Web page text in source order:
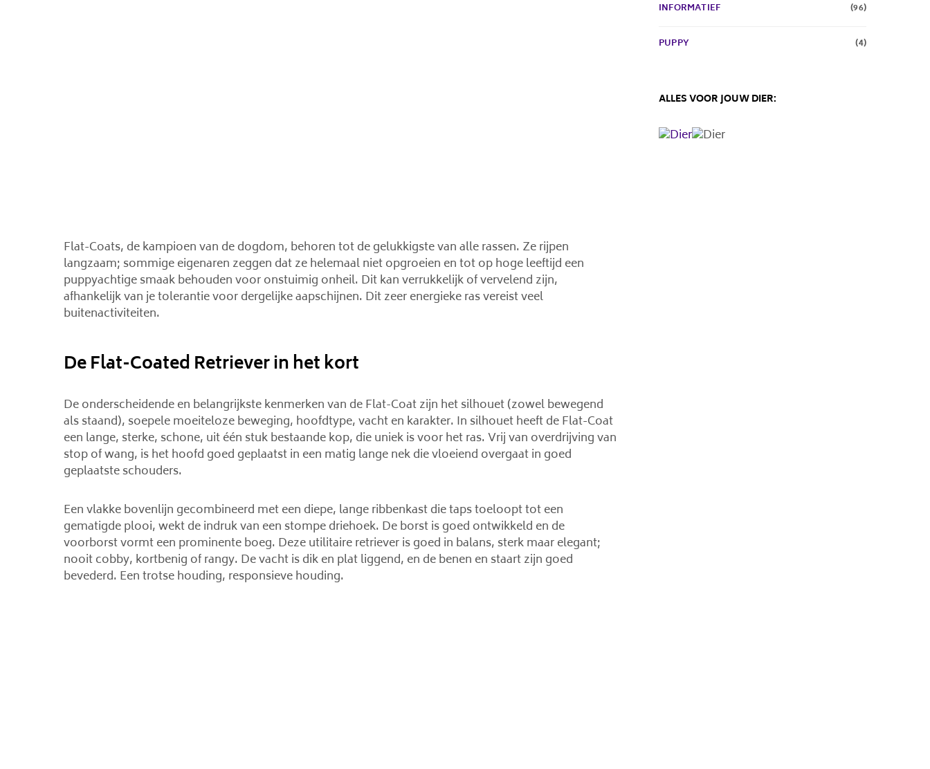
Flat-Coats, de kampioen van de dogdom, behoren tot de gelukkigste van alle rassen. Ze rijpen
langzaam; sommige eigenaren zeggen dat ze helemaal niet opgroeien en tot op hoge leeftijd een
puppyachtige smaak behouden voor onstuimig onheil. Dit kan verrukkelijk of vervelend zijn,
afhankelijk van je tolerantie voor dergelijke aapschijnen. Dit zeer energieke ras vereist veel
buitenactiviteiten.
De Flat-Coated Retriever in het kort
De onderscheidende en belangrijkste kenmerken van de Flat-Coat zijn het silhouet (zowel bewegend
als staand), soepele moeiteloze beweging, hoofdtype, vacht en karakter. In silhouet heeft de Flat-Coat
een lange, sterke, schone, uit één stuk bestaande kop, die uniek is voor het ras. Vrij van overdrijving van
stop of wang, is het hoofd goed geplaatst in een matig lange nek die vloeiend overgaat in goed
geplaatste schouders.
Een vlakke bovenlijn gecombineerd met een diepe, lange ribbenkast die taps toeloopt tot een
gematigde plooi, wekt de indruk van een stompe driehoek. De borst is goed ontwikkeld en de
voorborst vormt een prominente boeg. Deze utilitaire retriever is goed in balans, sterk maar elegant;
nooit cobby, kortbenig of rangy. De vacht is dik en plat liggend, en de benen en staart zijn goed
bevederd. Een trotse houding, responsieve houding.
INFORMATIEF (96)
PUPPY (4)
ALLES VOOR JOUW DIER: